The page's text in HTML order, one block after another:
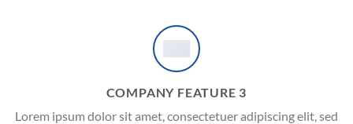
COMPANY FEATURE 3
Lorem ipsum dolor sit amet, consectetuer adipiscing elit, sed